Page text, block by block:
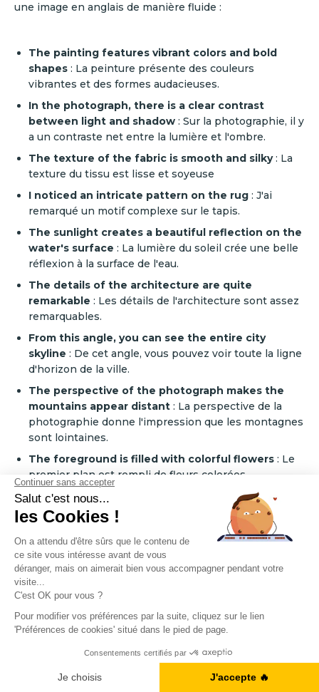
une image en anglais de manière fluide :
The painting features vibrant colors and bold
shapes : La peinture présente des couleurs
vibrantes et des formes audacieuses.
In the photograph, there is a clear contrast
between light and shadow : Sur la photographie, il y
a un contraste net entre la lumière et l'ombre.
The texture of the fabric is smooth and silky: La
texture du tissu est lisse et soyeuse
I noticed an intricate pattern on the rug : J'ai
remarqué un motif complexe sur le tapis.
The sunlight creates a beautiful reflection on the
water's surface : La lumière du soleil crée une belle
réflexion à la surface de l'eau.
The details of the architecture are quite
remarkable : Les détails de l'architecture sont assez
remarquables.
From this angle, you can see the entire city
skyline : De cet angle, vous pouvez voir toute la ligne
d'horizon de la ville.
The perspective of the photograph makes the
mountains appear distant : La perspective de la
photographie donne l'impression que les montagnes
sont lointaines.
The foreground is filled with colorful flowers : Le
premier plan est rempli de fleurs colorées.
The background of the image shows a serene
beach scene: L'arrière-plan de l'image montre une
This picture captures the essence of the bustling
city life: Cette photo capture l'essence de la vie
animée en ville.
The central focus of the artwork is a striking
portrait: La mise au point centrale de l'œuvre est un
portrait frappant.
The edges of the photograph are slightly blurred
Obtenez votre Ebook gratuit
Je télécharge l'ebook